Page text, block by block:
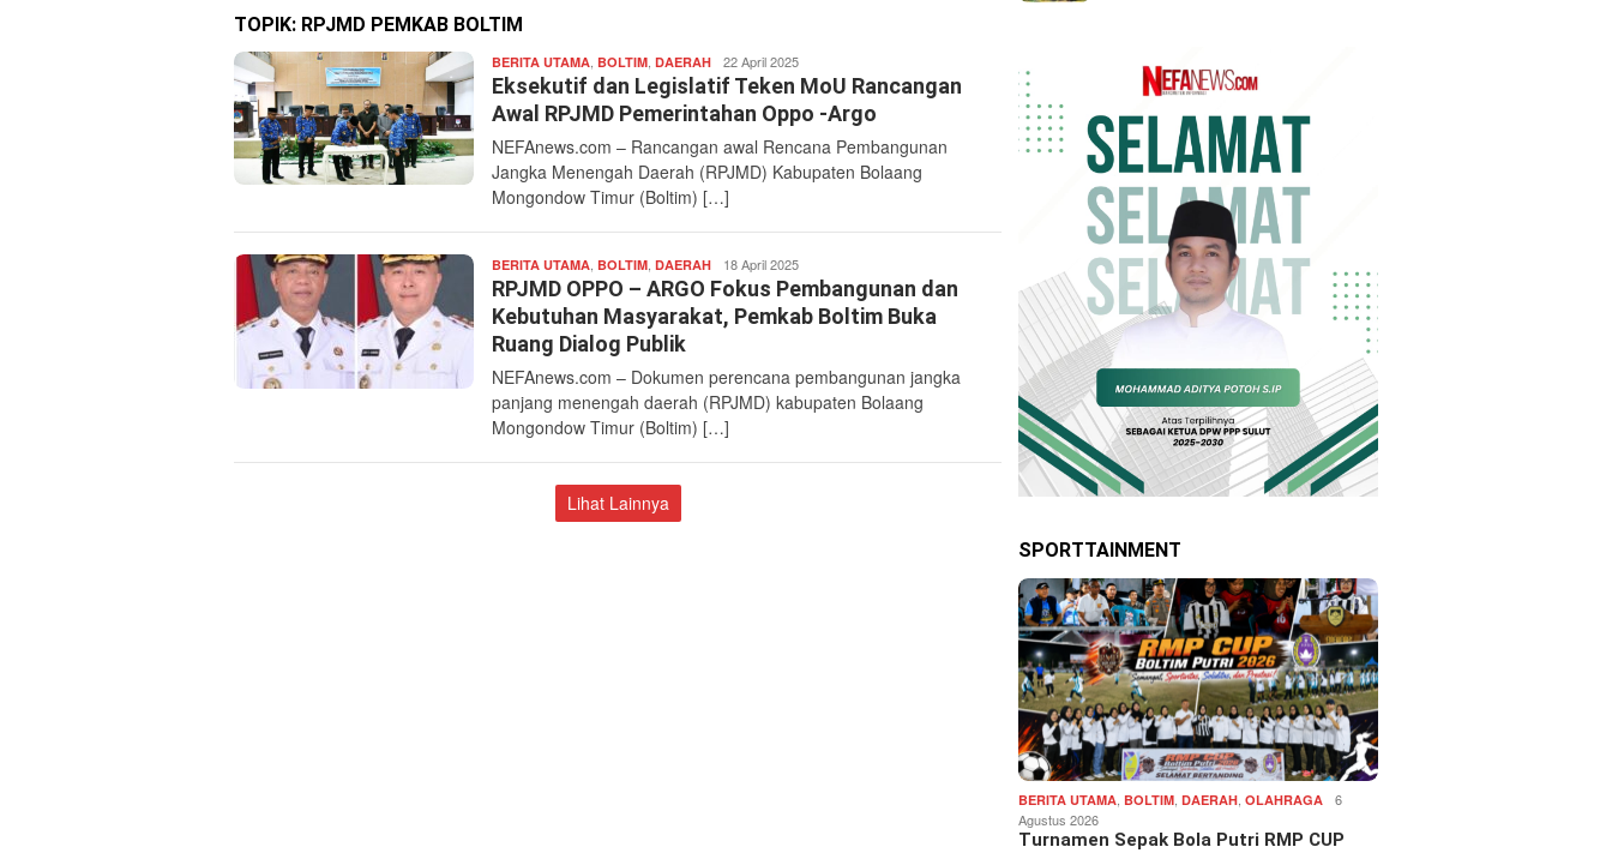
TOPIK: RPJMD PEMKAB BOLTIM
BERITA UTAMA BOLTIM DAERAH redaksi
nefa
22 April 2025
Eksekutif dan Legislatif Teken MoU Rancangan
Awal RPJMD Pemerintahan Oppo -Argo
NEFAnews.com – Rancangan awal Rencana Pembangunan
Jangka Menengah Daerah (RPJMD) Kabupaten Bolaang
Mongondow Timur (Boltim) […]
BERITA UTAMA BOLTIM DAERAH redaksi
nefa
18 April 2025
RPJMD OPPO – ARGO Fokus Pembangunan dan
Kebutuhan Masyarakat, Pemkab Boltim Buka
Ruang Dialog Publik
NEFAnews.com – Dokumen perencana pembangunan jangka
panjang menengah daerah (RPJMD) kabupaten Bolaang
Mongondow Timur (Boltim) […]
Lihat Lainnya
SPORTTAINMENT
BERITA UTAMA, BOLTIM,DAERAH,OLAHRAGA
6
Agustus 2026
Turnamen Sepak Bola Putri RMP CUP